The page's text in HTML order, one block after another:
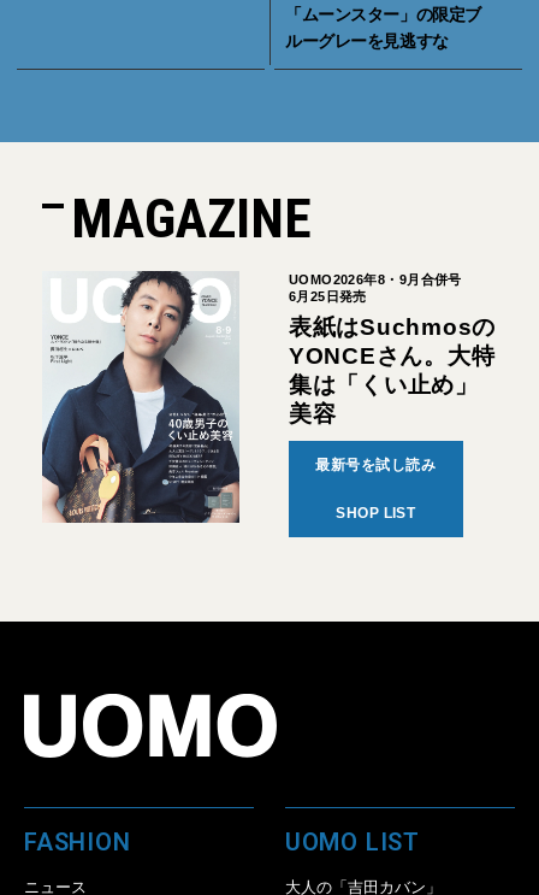
「ムーンスター」の限定ブ
ルーグレーを見逃すな
MAGAZINE
UOMO2026年8・9月合併号
6月25日発売
表紙はSuchmosの
YONCEさん。大特
集は「くい止め」
美容
最新号を試し読み
SHOP LIST
FASHION
ニュース
UOMO LIST
大人の「吉田カバン」